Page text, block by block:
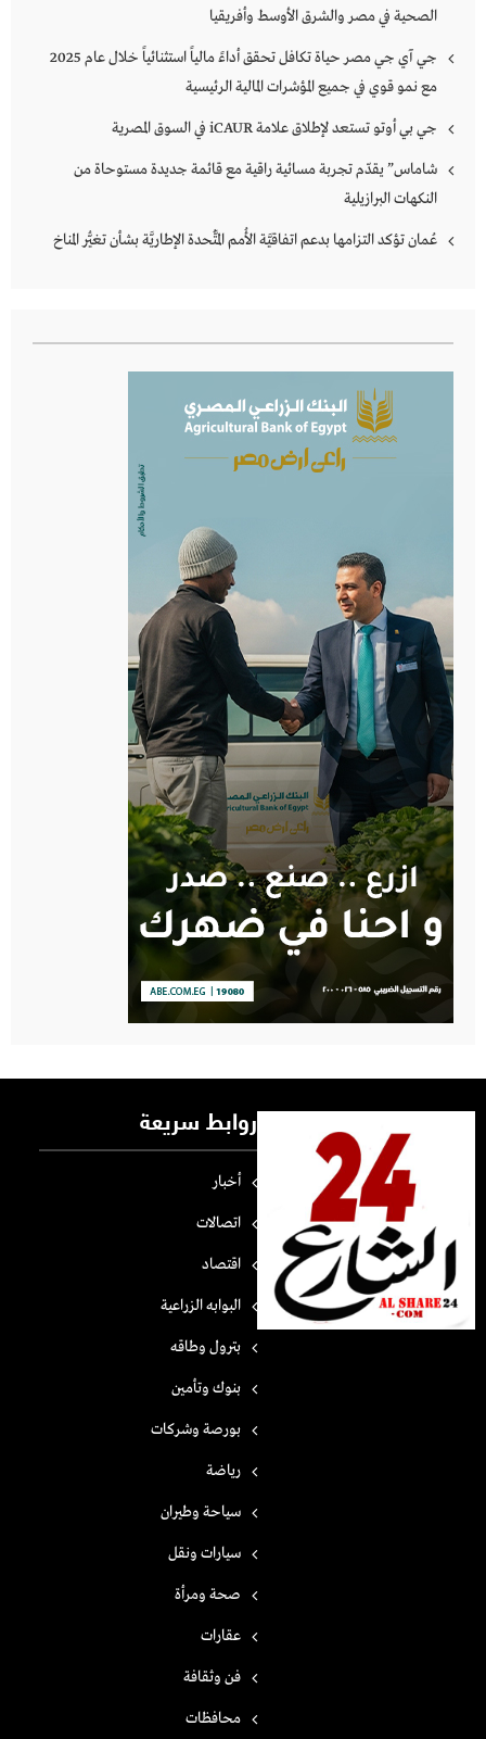
الصحية في مصر والشرق الأوسط وأفريقيا
جي آي جي مصر حياة تكافل تحقق أداءً مالياً استثنائياً خلال عام 2025
مع نمو قوي في جميع المؤشرات المالية الرئيسية
جي بي أوتو تستعد لإطلاق علامة iCAUR في السوق المصرية
شاماس” يقدّم تجربة مسائية راقية مع قائمة جديدة مستوحاة من
النكهات البرازيلية
عُمان تؤكد التزامها بدعم اتفاقيَّة الأُمم المُتَّحدة الإطاريَّة بشأن تغيُّر المناخ
روابط سريعة
أخبار
اتصالات
اقتصاد
البوابه الزراعية
بترول وطاقه
بنوك وتأمين
بورصة وشركات
رياضة
سياحة وطيران
سيارات ونقل
صحة ومرأة
عقارات
فن وثقافة
محافظات